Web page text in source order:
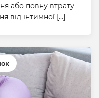
або повну втрату
від інтимної […]